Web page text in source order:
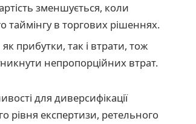
зменшується, коли
таймінгу в торгових рішеннях.
прибутки, так і втрати, тож
непропорційних втрат.
для диверсифікації
рівня експертизи, ретельного